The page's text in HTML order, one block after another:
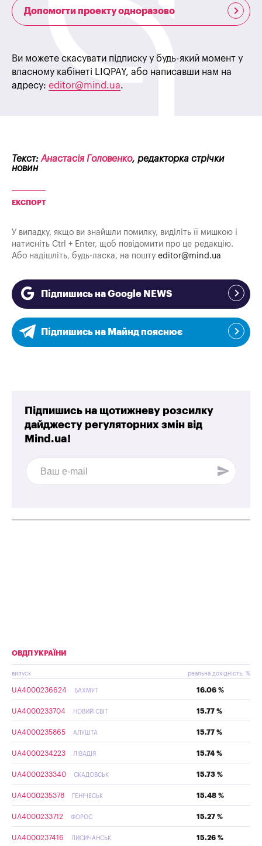
Допомогти проекту одноразово
Ви можете скасувати підписку у будь-який момент у
власному кабінеті LIQPAY, або написавши нам на
адресу: editor@mind.ua.
Текст: Анастасія Головенко, редакторка стрічки
новин
ЕКСПОРТ
У випадку, якщо ви знайшли помилку, виділіть її мишкою і
натисніть Ctrl + Enter, щоб повідомити про це редакцію.
Або надішліть, будь-ласка, на пошту editor@mind.ua
Підпишись на Google NEWS
Підпишись на Майнд пояснює
Підпишись на щотижневу розсилку
дайджесту регуляторних змін від
Mind.ua!
ОВДП УКРАЇНИ
випуск реальна дохідність, %
UA4000236624 БАХМУТ 16.06 %
UA4000233704 НОВИЙ СВІТ 15.77 %
UA4000235865 АЛУШТА 15.77 %
UA4000234223 ЛІВАДІЯ 15.74 %
UA4000233340 СКАДОВСЬК 15.73 %
UA4000235378 ГЕНІЧЕСЬК 15.48 %
UA4000233712 ФОРОС 15.27 %
UA4000237416 ЛИСИЧАНСЬК 15.26 %